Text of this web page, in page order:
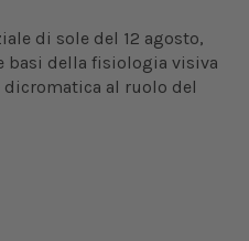
di sole del 12 agosto,
basi della fisiologia visiva
dicromatica al ruolo del